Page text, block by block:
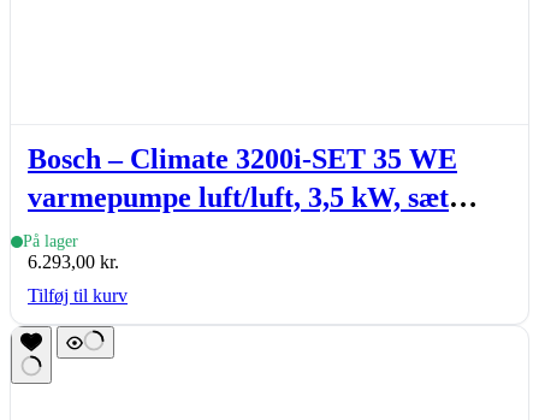
Bosch – Climate 3200i-SET 35 WE
varmepumpe luft/luft, 3,5 kW, sæt
(inde- & udedel.), hvid
På lager
6.293,00 kr.
Tilføj til kurv